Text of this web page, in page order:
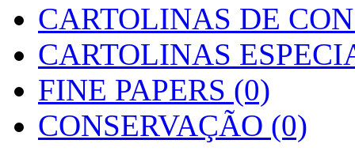
CARTOLINAS DE
CARTOLINAS
FINE PAPERS (0)
CONSERVAÇÃO (0)